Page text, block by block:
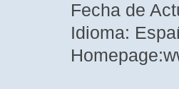
Fecha de
Idioma: